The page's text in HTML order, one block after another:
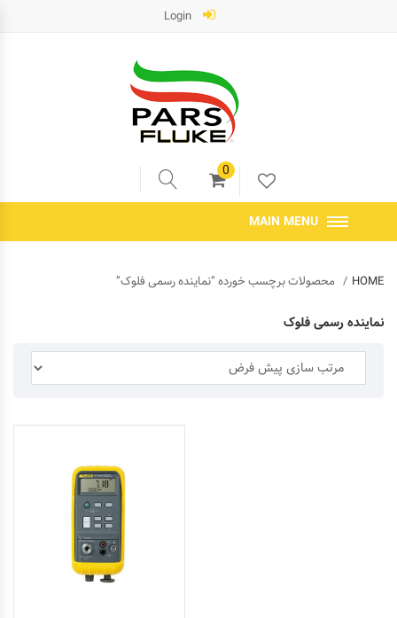
0
MAIN MENU
HOME محصولات برچسب خورده “نماینده رسمی فلوک”
نماینده رسمی فلوک